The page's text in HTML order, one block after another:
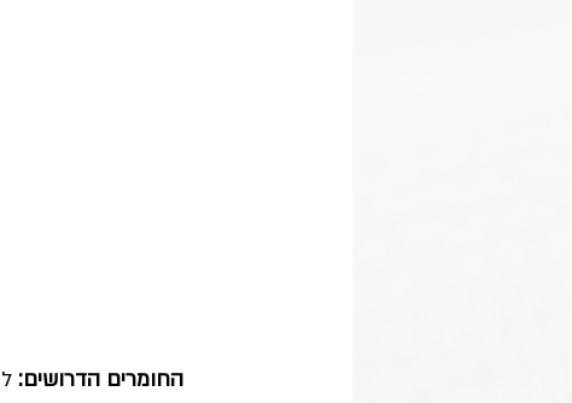
החומרים הדרושים: ל 10-8 כוסות מאפינס קטנות קשיחות או ספלונים